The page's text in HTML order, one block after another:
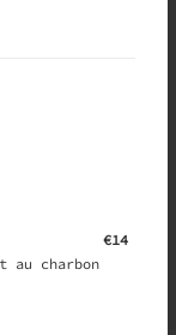
au charbon
€14